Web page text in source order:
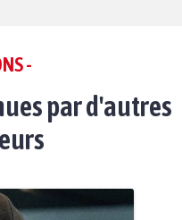
-
par d'autres